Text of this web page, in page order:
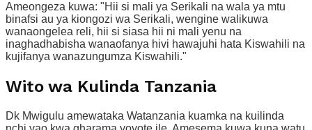
Ameongeza kuwa: "Hii si mali ya Serikali na wala ya mtu
binafsi au ya kiongozi wa Serikali, wengine walikuwa
wanaongelea reli, hii si siasa hii ni mali yenu na
inaghadhabisha wanaofanya hivi hawajuhi hata Kiswahili na
kujifanya wanazungumza Kiswahili."
Wito wa Kulinda Tanzania
Dk Mwigulu amewataka Watanzania kuamka na kuilinda